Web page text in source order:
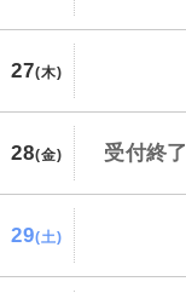
27(木)
28(金) 受付終了
29(土)